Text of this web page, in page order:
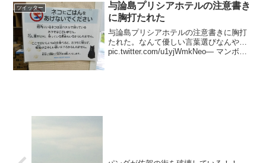
ツイッター
与論島プリシアホテルの注意書き
に胸打たれた
与論島プリシアホテルの注意書きに胸打
たれた。なんて優しい言葉選びなんや…
pic.twitter.com/u1yjWmkNeo— マンボウ